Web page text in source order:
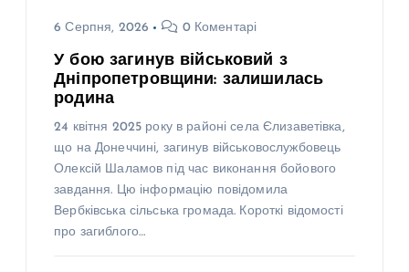
6 Серпня, 2026 0 Коментарі
У бою загинув військовий з
Дніпропетровщини: залишилась
родина
24 квітня 2025 року в районі села Єлизаветівка,
що на Донеччині, загинув військовослужбовець
Олексій Шаламов під час виконання бойового
завдання. Цю інформацію повідомила
Вербківська сільська громада. Короткі відомості
про загиблого…